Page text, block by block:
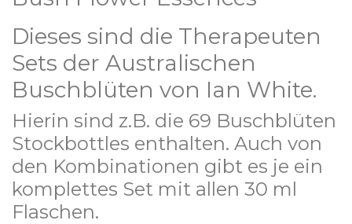
Dieses sind die Therapeuten
Sets der Australischen
Buschblüten von Ian White.
Hierin sind z.B. die 69 Buschblüten
Stockbottles enthalten. Auch von
den Kombinationen gibt es je ein
komplettes Set mit allen 30 ml
Flaschen.